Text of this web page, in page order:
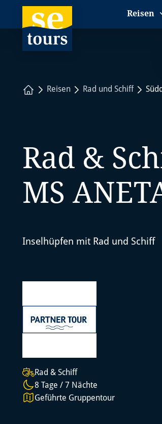
Reisen
StartseiteReisen Rad und Schiff
Rad &
MS
Inselhüpfen mit Rad und Schiff
Rad & Schiff
8 Tage / 7 Nächte
Geführte Gruppentour